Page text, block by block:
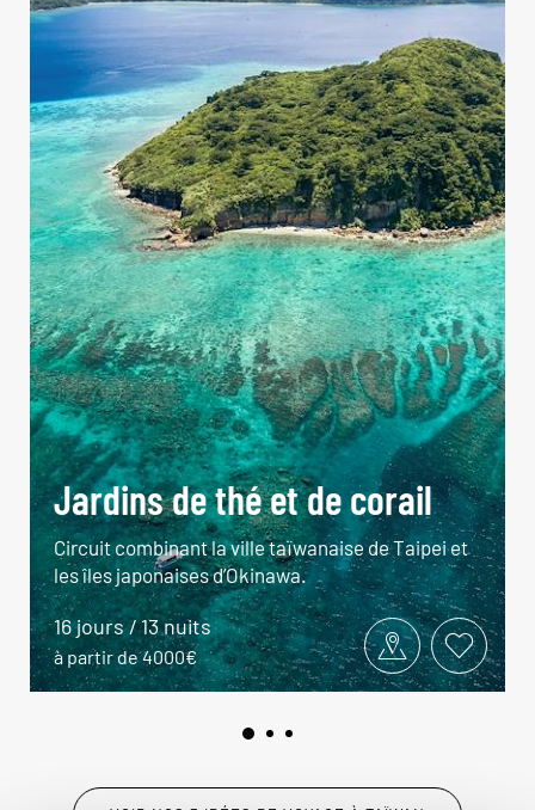
Jardins de thé et de corail
Circuit combinant la ville taïwanaise de Taipei et
les îles japonaises d’Okinawa.
16 jours / 13 nuits
à partir de 4000€